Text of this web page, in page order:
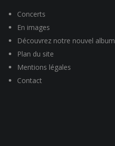
Concerts
En images
Découvrez notre nouvel album
Plan du site
Mentions légales
Contact